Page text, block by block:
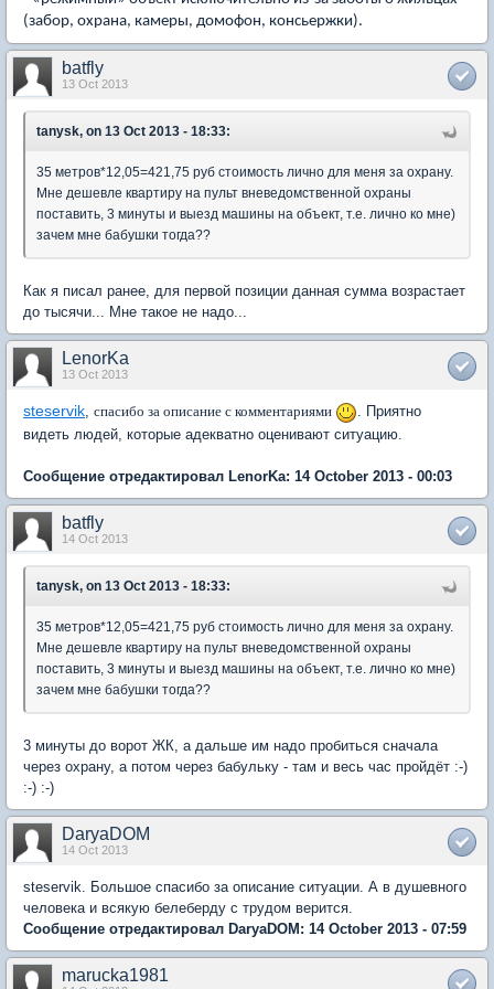
(забор, охрана, камеры, домофон, консьержки).
batfly
13 Oct 2013
tanysk, on 13 Oct 2013 - 18:33:
35 метров*12,05=421,75 руб стоимость лично для меня за охрану.
Мне дешевле квартиру на пульт вневедомственной охраны
поставить, 3 минуты и выезд машины на объект, т.е. лично ко мне)
зачем мне бабушки тогда??
Как я писал ранее, для первой позиции данная сумма возрастает
до тысячи... Мне такое не надо...
LenorKa
13 Oct 2013
steservik, спасибо за описание с комментариями
. Приятно
видеть людей, которые адекватно оценивают ситуацию.
Сообщение отредактировал LenorKa: 14 October 2013 - 00:03
batfly
14 Oct 2013
tanysk, on 13 Oct 2013 - 18:33:
35 метров*12,05=421,75 руб стоимость лично для меня за охрану.
Мне дешевле квартиру на пульт вневедомственной охраны
поставить, 3 минуты и выезд машины на объект, т.е. лично ко мне)
зачем мне бабушки тогда??
3 минуты до ворот ЖК, а дальше им надо пробиться сначала
через охрану, а потом через бабульку - там и весь час пройдёт :-)
:-) :-)
DaryaDOM
14 Oct 2013
steservik. Большое спасибо за описание ситуации. А в душевного
человека и всякую белеберду с трудом верится.
Сообщение отредактировал DaryaDOM: 14 October 2013 - 07:59
marucka1981